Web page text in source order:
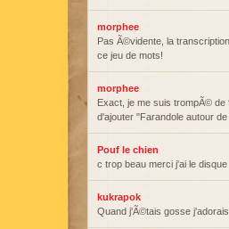
morphee
Pas Ã©vidente, la
ce jeu de mots!
morphee
Exact, je me suis trompÃ©
d'ajouter "Farandole autour
Pouf le chien
c trop beau merci j'ai le disque
kukrapok
Quand j'Ã©tais gosse j'adorais